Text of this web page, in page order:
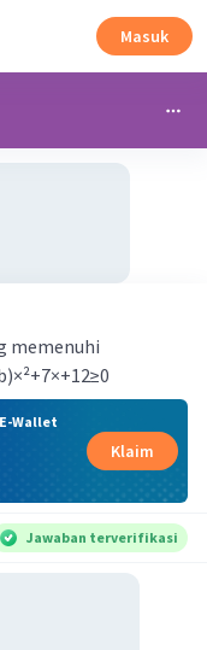
Masuk
memenuhi
Wallet
Klaim
Jawaban terverifikasi